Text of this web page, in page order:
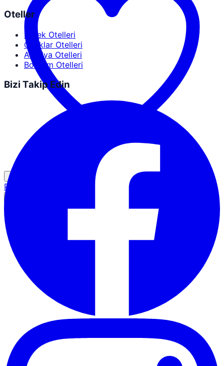
Partner Girişi
Oteller
Erdek Otelleri
Ocaklar Otelleri
Antalya Otelleri
Bodrum Otelleri
Bizi Takip Edin